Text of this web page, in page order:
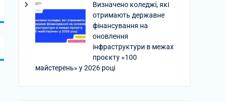
Визначено коледжі, які
отримають державне
фінансування на
оновлення
інфраструктури в межах
проєкту «100
майстерень» у 2026 році